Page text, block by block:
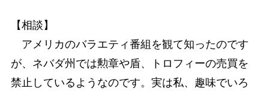
【相談】
アメリカのバラエティ番組を観て知ったのです
が、ネバダ州では勲章や盾、トロフィーの売買を
禁止しているようなのです。実は私、趣味でいろ